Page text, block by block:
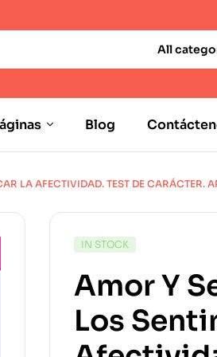
All
Blog
LA AFECTIVIDAD. TEST DE CARÁCTER.
IN STOCK
Amor Y
Los